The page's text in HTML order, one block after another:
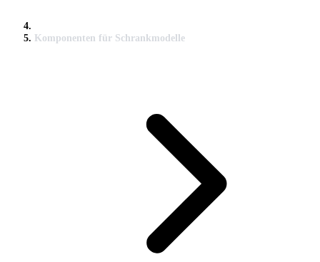
Komponenten für Schrankmodelle